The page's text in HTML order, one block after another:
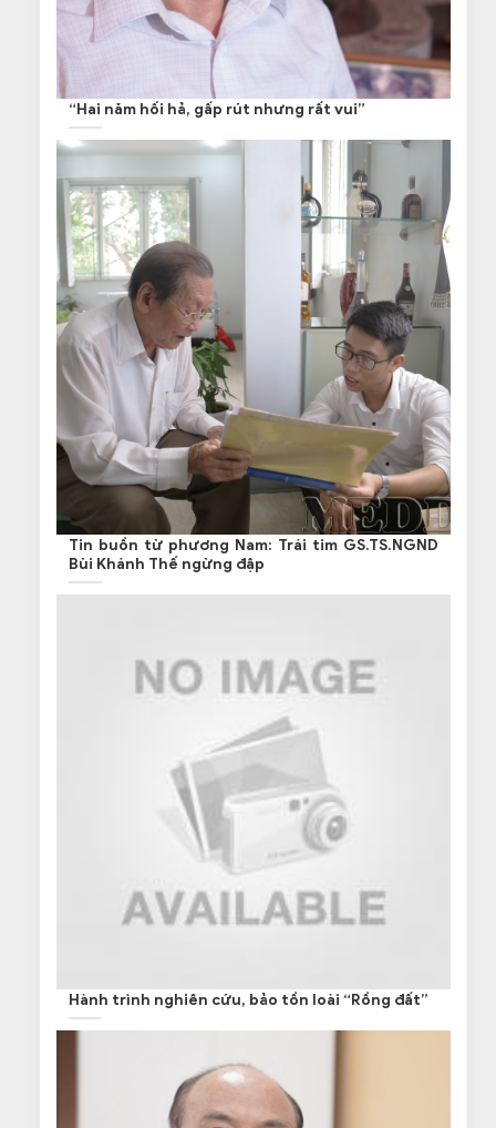
“Hai năm hối hả, gấp rút nhưng rất vui”
Tin buồn từ phương Nam: Trái tim GS.TS.NGND
Bùi Khánh Thế ngừng đập
Hành trình nghiên cứu, bảo tồn loài “Rồng đất”